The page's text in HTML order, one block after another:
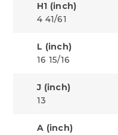
H1 (inch)
4 41/61
L (inch)
16 15/16
J (inch)
13
A (inch)